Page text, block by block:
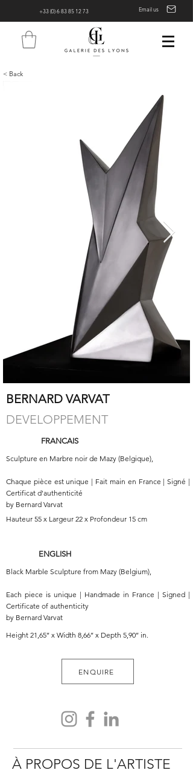
+33 (0) 6 83 85 12 73 Email us
< Back
BERNARD VARVAT
DEVELOPPEMENT
FRANCAIS
Sculpture en Marbre noir de Mazy (Belgique),
Chaque pièce est unique | Fait main en France | Signé |
Certificat d'authenticité
by Bernard Varvat
Hauteur 55 x Largeur 22 x Profondeur 15 cm
ENGLISH
Black Marble Sculpture from Mazy (Belgium),
Each piece is unique | Handmade in France | Signed |
Certificate of authenticity
by Bernard Varvat
Height 21,65’’ x Width 8,66’’ x Depth 5,90’’ in.
ENQUIRE
À PROPOS DE L'ARTISTE